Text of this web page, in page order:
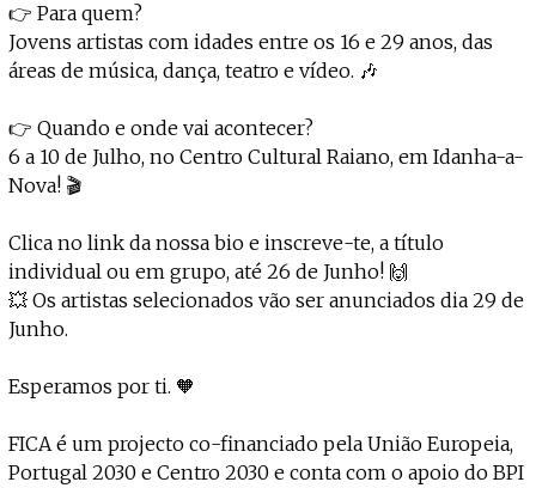
👉 Para quem?
Jovens artistas com idades entre os 16 e 29 anos, das
áreas de música, dança, teatro e vídeo. 🎶
👉 Quando e onde vai acontecer?
6 a 10 de Julho, no Centro Cultural Raiano, em Idanha-a-
Nova! 🎬
Clica no link da nossa bio e inscreve-te, a título
individual ou em grupo, até 26 de Junho! 🙌
💥 Os artistas selecionados vão ser anunciados dia 29 de
Junho.
Esperamos por ti. 🧡
FICA é um projecto co-financiado pela União Europeia,
Portugal 2030 e Centro 2030 e conta com o apoio do BPI